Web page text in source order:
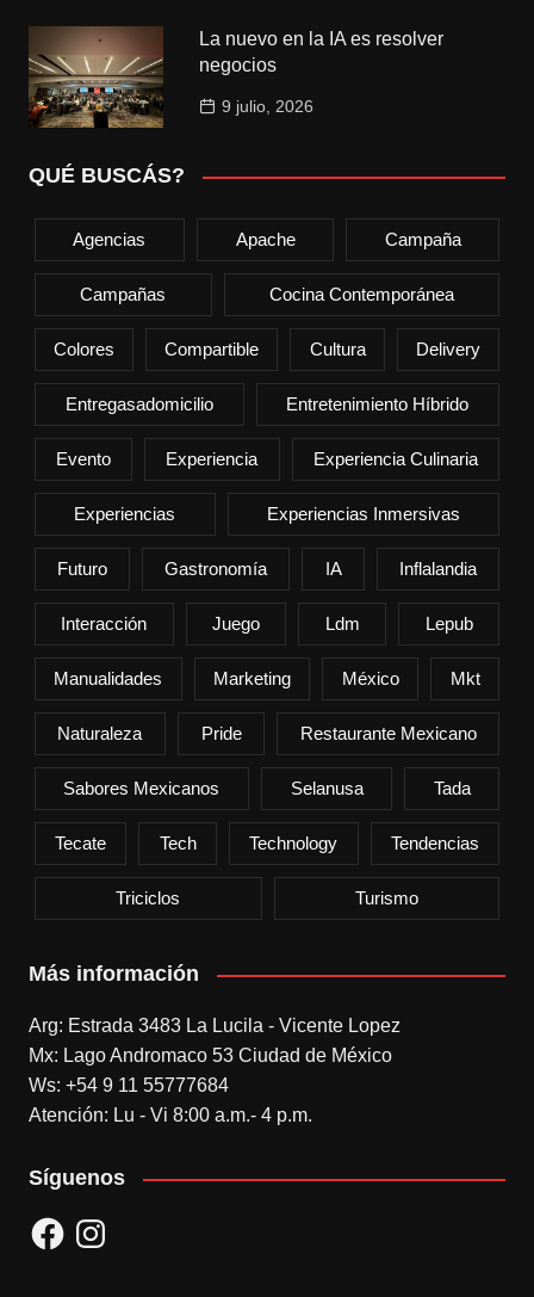
La nuevo en la IA es resolver
negocios
9 julio, 2026
QUÉ BUSCÁS?
Agencias Apache Campaña
Campañas Cocina Contemporánea
Colores Compartible Cultura Delivery
Entregasadomicilio Entretenimiento Híbrido
Evento Experiencia Experiencia Culinaria
Experiencias Experiencias Inmersivas
Futuro Gastronomía IA Inflalandia
Interacción Juego Ldm Lepub
Manualidades Marketing México Mkt
Naturaleza Pride Restaurante Mexicano
Sabores Mexicanos Selanusa Tada
Tecate Tech Technology Tendencias
Triciclos Turismo
Más información
Arg: Estrada 3483 La Lucila - Vicente Lopez
Mx: Lago Andromaco 53 Ciudad de México
Ws: +54 9 11 55777684
Atención: Lu - Vi 8:00 a.m.- 4 p.m.
Síguenos
FacebookInstagram